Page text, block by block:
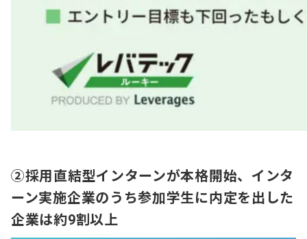
②採用直結型インターンが本格開始、インタ
ーン実施企業のうち参加学生に内定を出した
企業は約9割以上